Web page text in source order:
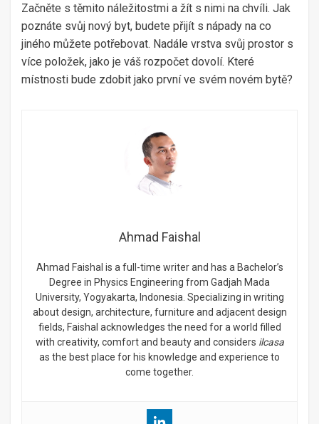
Začněte s těmito náležitostmi a žít s nimi na chvíli. Jak
poznáte svůj nový byt, budete přijít s nápady na co
jiného můžete potřebovat. Nadále vrstva svůj prostor s
více položek, jako je váš rozpočet dovolí. Které
místnosti bude zdobit jako první ve svém novém bytě?
Ahmad Faishal
Ahmad Faishal is a full-time writer and has a Bachelor’s
Degree in Physics Engineering from Gadjah Mada
University, Yogyakarta, Indonesia. Specializing in writing
about design, architecture, furniture and adjacent design
fields, Faishal acknowledges the need for a world filled
with creativity, comfort and beauty and considers ilcasa
as the best place for his knowledge and experience to
come together.